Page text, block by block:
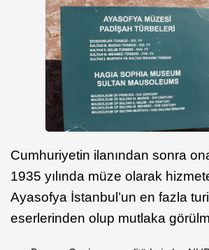
Cumhuriyetin ilanından sonra
1935 yılında müze olarak
Ayasofya İstanbul’un en fazla
eserlerinden olup mutlaka